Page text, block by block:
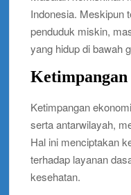
Indonesia. Meskipun
penduduk miskin,
yang hidup di bawah
Ketimpangan
serta antarwilayah,
Hal ini menciptakan
terhadap layanan
kesehatan.